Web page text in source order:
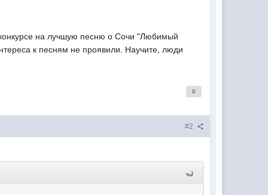
на лучшую песню о Сочи "Любимый
к песням не проявили. Научите, люди
0
#2